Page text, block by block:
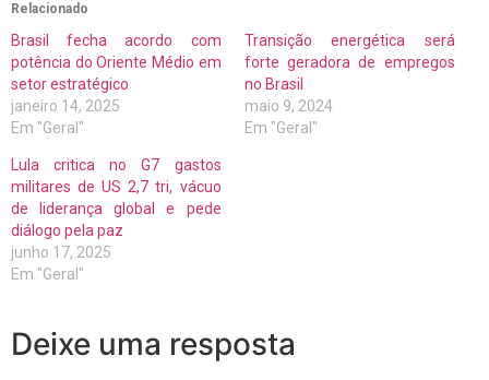
Relacionado
Brasil fecha acordo com
potência do Oriente Médio em
setor estratégico
janeiro 14, 2025
Em "Geral"
Transição energética será
forte geradora de empregos
no Brasil
maio 9, 2024
Em "Geral"
Lula critica no G7 gastos
militares de US 2,7 tri, vácuo
de liderança global e pede
diálogo pela paz
junho 17, 2025
Em "Geral"
Deixe uma resposta